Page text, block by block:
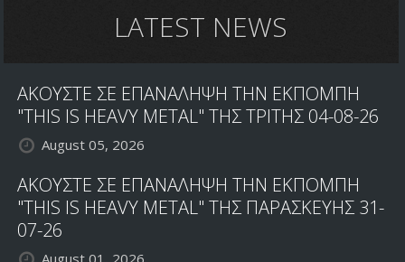
20/08/19
LATEST NEWS
ΑΚΟΥΣΤΕ ΣΕ ΕΠΑΝΑΛΗΨΗ ΤΗΝ ΕΚΠΟΜΠΗ
"THIS IS HEAVY METAL" ΤΗΣ ΤΡΙΤΗΣ 04-08-26
August 05, 2026
ΑΚΟΥΣΤΕ ΣΕ ΕΠΑΝΑΛΗΨΗ ΤΗΝ ΕΚΠΟΜΠΗ
"THIS IS HEAVY METAL" ΤΗΣ ΠΑΡΑΣΚΕΥΗΣ 31-
07-26
August 01, 2026